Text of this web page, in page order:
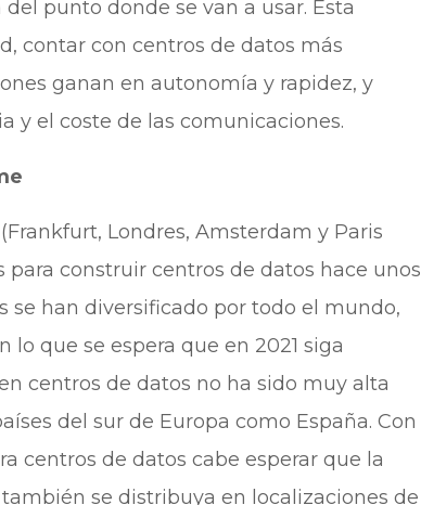
punto donde se van a usar. Esta
contar con centros de datos más
ganan en autonomía y rapidez, y
y el coste de las comunicaciones.
Londres, Amsterdam y Paris
construir centros de datos hace unos
se han diversificado por todo el mundo,
lo que se espera que en 2021 siga
centros de datos no ha sido muy alta
del sur de Europa como España. Con
centros de datos cabe esperar que la
se distribuya en localizaciones de